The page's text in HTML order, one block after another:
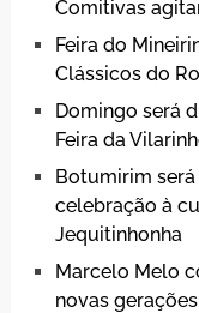
Comitivas
Feira do
Clássicos do
Domingo será
Feira da
Botumirim
celebração à
Jequitinhonha
Marcelo Melo
novas